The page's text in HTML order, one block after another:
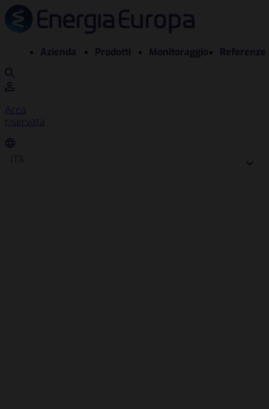
Azienda Prodotti Monitoraggio Referenze
Area
riservata
ITA